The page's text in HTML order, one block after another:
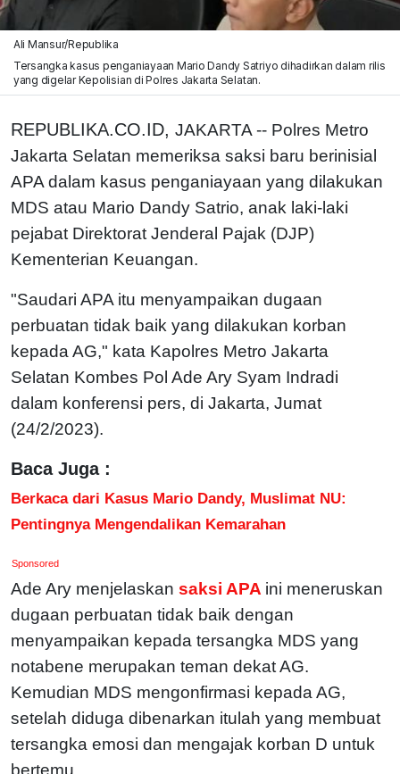
Ali Mansur/Republika
Tersangka kasus penganiayaan Mario Dandy Satriyo dihadirkan dalam rilis
yang digelar Kepolisian di Polres Jakarta Selatan.
REPUBLIKA.CO.ID, JAKARTA -- Polres Metro
Jakarta Selatan memeriksa saksi baru berinisial
APA dalam kasus penganiayaan yang dilakukan
MDS atau Mario Dandy Satrio, anak laki-laki
pejabat Direktorat Jenderal Pajak (DJP)
Kementerian Keuangan.
"Saudari APA itu menyampaikan dugaan
perbuatan tidak baik yang dilakukan korban
kepada AG," kata Kapolres Metro Jakarta
Selatan Kombes Pol Ade Ary Syam Indradi
dalam konferensi pers, di Jakarta, Jumat
(24/2/2023).
Baca Juga :
Berkaca dari Kasus Mario Dandy, Muslimat NU:
Pentingnya Mengendalikan Kemarahan
Sponsored
Ade Ary menjelaskan saksi APA ini meneruskan
dugaan perbuatan tidak baik dengan
menyampaikan kepada tersangka MDS yang
notabene merupakan teman dekat AG.
Kemudian MDS mengonfirmasi kepada AG,
setelah diduga dibenarkan itulah yang membuat
tersangka emosi dan mengajak korban D untuk
bertemu.